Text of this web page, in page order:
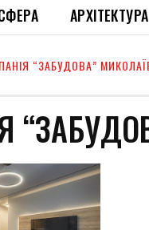
АРХІТЕКТУРА
“ЗАБУДОВА”